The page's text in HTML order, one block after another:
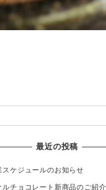
最近の投稿
スケジュールのお知らせ
ルチョコレート新商品のご紹介